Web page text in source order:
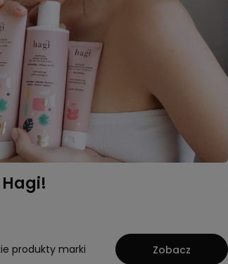
produkty marki Zobacz